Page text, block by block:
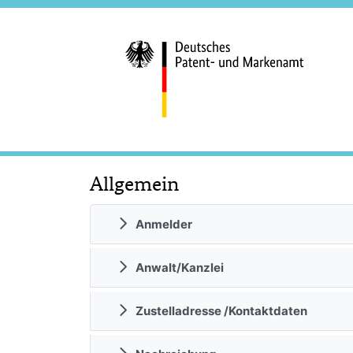
Allgemein
Anmelder
Anwalt/Kanzlei
Zustelladresse /Kontaktdaten